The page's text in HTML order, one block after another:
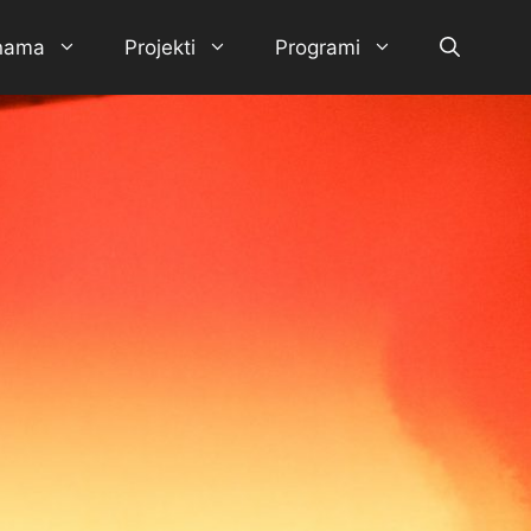
Projekti Programi